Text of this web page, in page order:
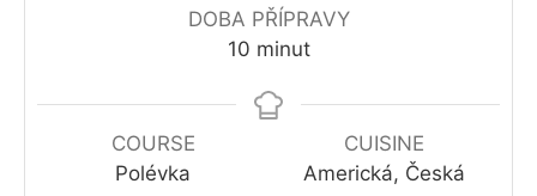
DOBA PŘÍPRAVY
10minutes
minut
COURSE
Polévka
CUISINE
Americká, Česká